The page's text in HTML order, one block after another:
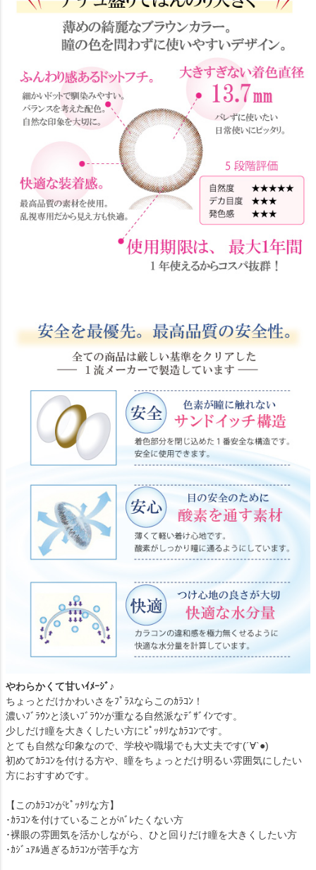
やわらかくて甘いｲﾒｰｼﾞ♪
ちょっとだけかわいさをﾌﾟﾗｽならこのｶﾗｺﾝ！
濃いﾌﾞﾗｳﾝと淡いﾌﾞﾗｳﾝが重なる自然派なﾃﾞｻﾞｲﾝです。
少しだけ瞳を大きくしたい方にﾋﾟｯﾀﾘなｶﾗｺﾝです。
とても自然な印象なので、学校や職場でも大丈夫です(´∀`●)
初めてｶﾗｺﾝを付ける方や、瞳をちょっとだけ明るい雰囲気にしたい
方におすすめです。
【このｶﾗｺﾝがﾋﾟｯﾀﾘな方】
･ｶﾗｺﾝを付けていることがﾊﾞﾚたくない方
･裸眼の雰囲気を活かしながら、ひと回りだけ瞳を大きくしたい方
･ｶｼﾞｭｱﾙ過ぎるｶﾗｺﾝが苦手な方